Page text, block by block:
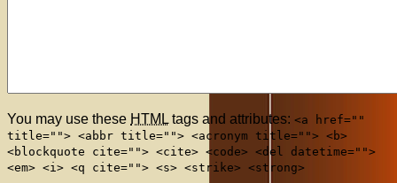
You may use these HTML tags and attributes: <a href=""
title=""> <abbr title=""> <acronym title=""> <b>
<blockquote cite=""> <cite> <code> <del datetime="">
<em> <i> <q cite=""> <s> <strike> <strong>